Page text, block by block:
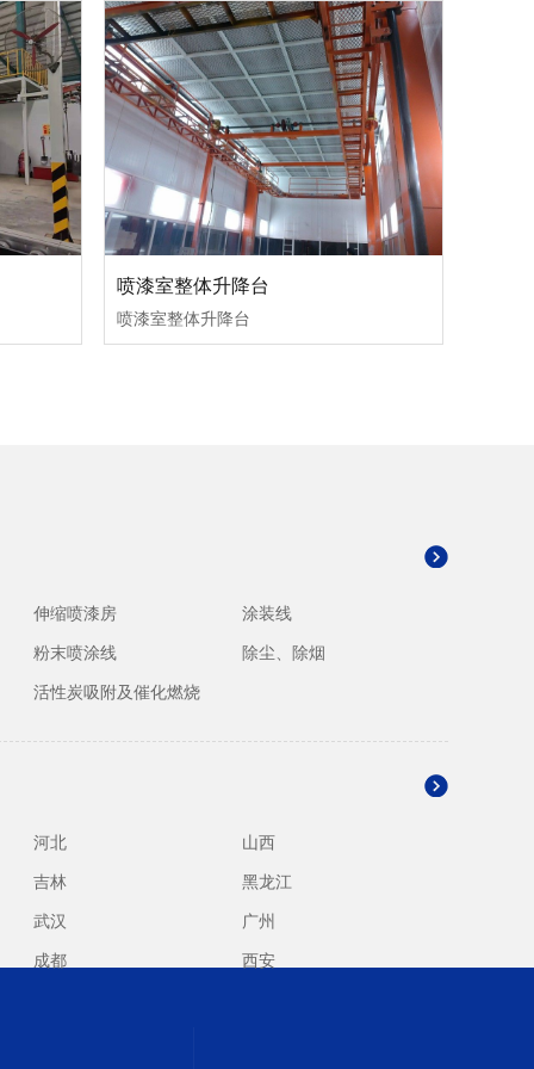
喷漆室整体升降台
喷漆室整体升降台
伸缩喷漆房
涂装线
粉末喷涂线
除尘、除烟
活性炭吸附及催化燃烧
河北
山西
吉林
黑龙江
武汉
广州
成都
西安